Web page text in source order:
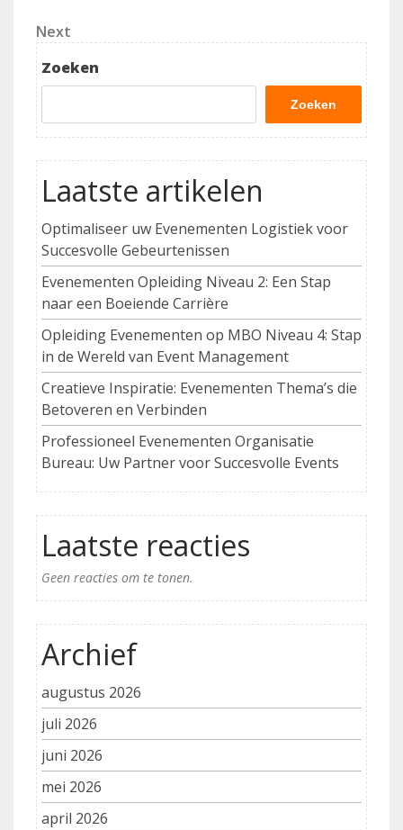
Next
Post
Next
Zoeken
Zoeken
Laatste artikelen
Optimaliseer uw Evenementen Logistiek voor
Succesvolle Gebeurtenissen
Evenementen Opleiding Niveau 2: Een Stap
naar een Boeiende Carrière
Opleiding Evenementen op MBO Niveau 4: Stap
in de Wereld van Event Management
Creatieve Inspiratie: Evenementen Thema’s die
Betoveren en Verbinden
Professioneel Evenementen Organisatie
Bureau: Uw Partner voor Succesvolle Events
Laatste reacties
Geen reacties om te tonen.
Archief
augustus 2026
juli 2026
juni 2026
mei 2026
april 2026